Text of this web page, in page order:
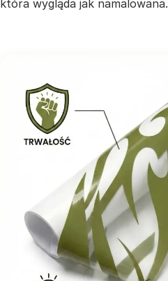
która wygląda jak namalowana.